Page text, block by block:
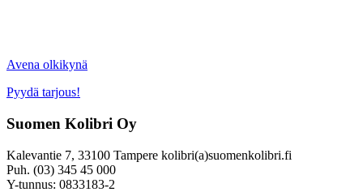
Avena olkikynä
Pyydä tarjous!
Suomen Kolibri Oy
Kalevantie 7, 33100 Tampere kolibri(a)suomenkolibri.fi
Puh. (03) 345 45 000
Y-tunnus: 0833183-2